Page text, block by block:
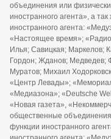
объединения или
иностранного агента», а
иностранного агента:
«Настоящее время»;
Илья; Савицкая; Маркелов;
Гордон; Жданов; Медведев;
Муратов; Михаил
«Центр Левады»;
«Медиазона»; «Deutsche
«Новая газета»,
общественные
функции иностранного